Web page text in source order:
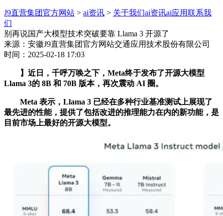
J9直营集团官方网站 > ai资讯 > 关于我们ai资讯ai应用联系我
们
别再说国产大模型技术突破要靠 Llama 3 开源了
来源：安徽J9直营集团官方网站交通应用技术股份有限公司
时间：2025-02-18 17:03
】近日，千呼万唤之下，Meta终于发布了开源大模型
Llama 3的 8B 和 70B 版本，再次震动 AI 圈。
Meta 表示，Llama 3 已经在多种行业基准测试上展现了
最先进的性能，提供了包括改进的推理能力在内的新功能，是
目前市场上最好的开源大模型。